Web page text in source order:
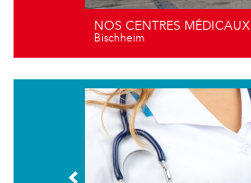
NOS CENTRES MÉDICAUX
Bischheim